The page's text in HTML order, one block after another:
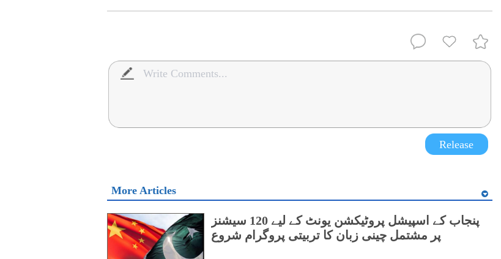
Release
More Articles
پنجاب کے اسپیشل پروٹیکشن یونٹ کے لیے 120 سیشنز
پر مشتمل چینی زبان کا تربیتی پروگرام شروع